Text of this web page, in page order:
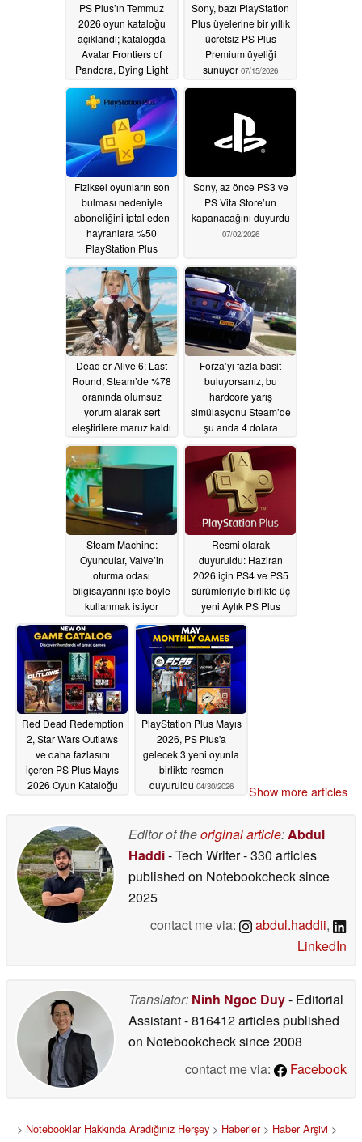
PS Plus’ın Temmuz
2026 oyun kataloğu
açıklandı; katalogda
Avatar Frontiers of
Pandora, Dying Light
alıyor07/15/2026
Sony, bazı PlayStation
Plus üyelerine bir yıllık
ücretsiz PS Plus
Premium üyeliği
sunuyor 07/15/2026
Fiziksel oyunların son
bulması nedeniyle
aboneliğini iptal eden
hayranlara %50
PlayStation Plus
07/08/2026
Sony, az önce PS3 ve
PS Vita Store’un
kapanacağını duyurdu
07/02/2026
Dead or Alive 6: Last
Round, Steam’de %78
oranında olumsuz
yorum alarak sert
eleştirilere maruz kaldı
06/30/2026
Forza’yı fazla basit
buluyorsanız, bu
hardcore yarış
simülasyonu Steam’de
şu anda 4 dolara
06/29/2026
Steam Machine:
Oyuncular, Valve’in
oturma odası
bilgisayarını işte böyle
kullanmak istiyor
06/29/2026
Resmi olarak
duyuruldu: Haziran
2026 için PS4 ve PS5
sürümleriyle birlikte üç
yeni Aylık PS Plus
05/26/2026
Red Dead Redemption
2, Star Wars Outlaws
ve daha fazlasını
içeren PS Plus Mayıs
2026 Oyun Kataloğu
PlayStation Plus Mayıs
2026, PS Plus'a
gelecek 3 yeni oyunla
birlikte resmen
duyuruldu 04/30/2026 Show more articles
Editor of theoriginal article:Abdul
Haddi- Tech Writer- 330 articles
published on Notebookchecksince
2025
contact me via:
abdul.haddii,
LinkedIn
Translator: Ninh Ngoc Duy- Editorial
Assistant- 816412 articles published
on Notebookchecksince 2008
contact me via:
Facebook
> Notebooklar Hakkında Aradığınız Herşey > Haberler> Haber Arşivi >